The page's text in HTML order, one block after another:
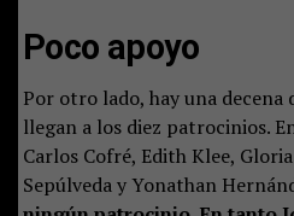
Poco apoyo
Por otro lado, hay una decena
llegan a los diez patrocinios.
Carlos Cofré, Edith Klee,
Sepúlveda y Yonathan